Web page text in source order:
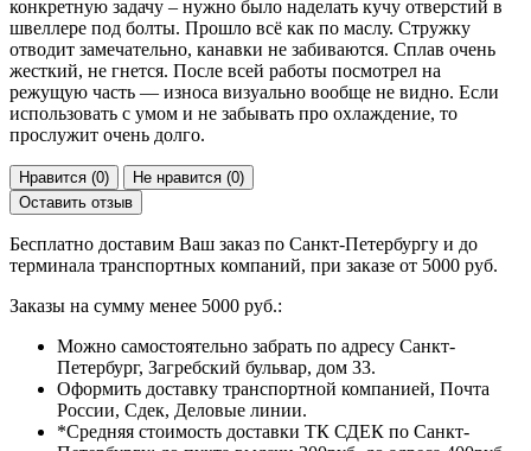
конкретную задачу – нужно было наделать кучу отверстий в
швеллере под болты. Прошло всё как по маслу. Стружку
отводит замечательно, канавки не забиваются. Сплав очень
жесткий, не гнется. После всей работы посмотрел на
режущую часть — износа визуально вообще не видно. Если
использовать с умом и не забывать про охлаждение, то
прослужит очень долго.
Нравится (0) Не нравится (0)
Оставить отзыв
Бесплатно доставим Ваш заказ по Санкт-Петербургу и до
терминала транспортных компаний, при заказе от 5000 руб.
Заказы на сумму менее 5000 руб.:
Можно самостоятельно забрать по адресу Санкт-
Петербург, Загребский бульвар, дом 33.
Оформить доставку транспортной компанией, Почта
России, Сдек, Деловые линии.
*Средняя стоимость доставки ТК СДЕК по Санкт-